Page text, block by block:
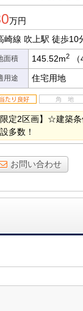
万円
崎線 吹上駅 徒歩10
面積 145.52m2
用途 住宅用地
限定2区画】☆建築
多数！
お問い合わせ